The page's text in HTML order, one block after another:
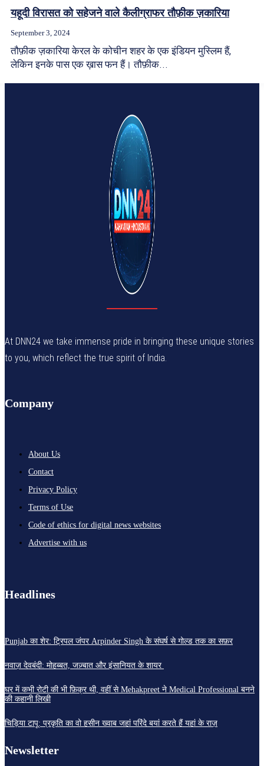
यहूदी विरासत को सहेजने वाले कैलीग्राफर तौफ़ीक ज़कारिया
September 3, 2024
तौफ़ीक ज़कारिया केरल के कोचीन शहर के एक इंडियन मुस्लिम हैं,
लेकिन इनके पास एक ख़ास फन हैं। तौफ़ीक...
At DNN24 we take immense pride in bringing these unique stories
to you, which reflect the true spirit of India.
Company
About Us
Contact
Privacy Policy
Terms of Use
Code of ethics for digital news websites
Advertise with us
Headlines
Punjab का शेर: ट्रिपल जंपर Arpinder Singh के संघर्ष से गोल्ड तक का सफ़र
नवाज़ देवबंदी: मोहब्बत, जज़्बात और इंसानियत के शायर
घर में कभी रोटी की भी फ़िक्र थी, वहीं से Mehakpreet ने Medical Professional बनने
की कहानी लिखी
चिड़िया टापू: प्रकृति का वो हसीन ख्वाब जहां परिंदे बयां करते हैं यहां के राज़
Newsletter